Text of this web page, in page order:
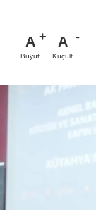
A
Büyüt
A
Küçült